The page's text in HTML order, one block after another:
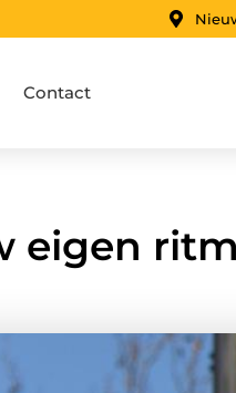
Contact
eigen